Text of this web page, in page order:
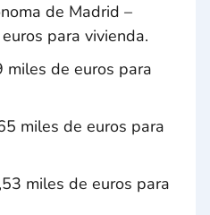
de Madrid –
para vivienda.
miles de euros para
miles de euros para
miles de euros para